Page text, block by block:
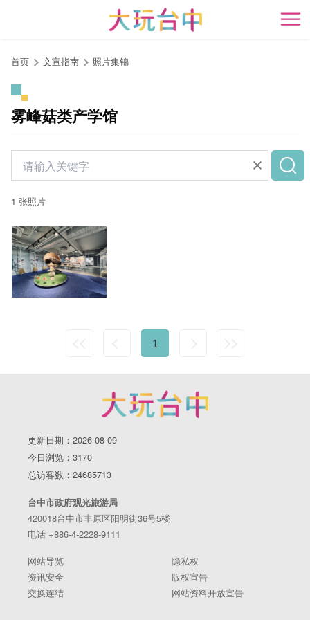
开
首页 文宣指南 照片集锦
雾峰菇类产学馆
1 张照片
1
更新日期：2026-08-09
今日浏览：3170
总访客数：24685713
台中市政府观光旅游局
420018台中市丰原区阳明街36号5楼
电话 +886-4-2228-9111
网站导览
隐私权
资讯安全
版权宣告
交换连结
网站资料开放宣告